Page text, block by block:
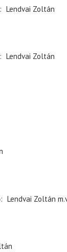
Lendvai Zoltán
Lendvai Zoltán
Lendvai Zoltán